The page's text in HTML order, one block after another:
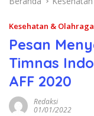
Kesehatan & Olahraga
Pesan
Timnas
AFF 2020
Redaksi
01/01/2022